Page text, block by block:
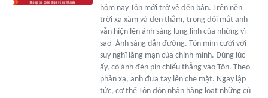
hôm nay Tôn mới trở về đến bản. Trên nền
trời xa xăm và đen thẳm, trong đôi mắt anh
vẫn hiện lên ánh sáng lung linh của những vì
sao- Ánh sáng dẫn đường. Tôn mỉm cười với
suy nghĩ lãng mạn của chính mình. Đúng lúc
ấy, có ánh đèn pin chiếu thẳng vào Tôn. Theo
phản xạ, anh đưa tay lên che mặt. Ngay lập
tức, cơ thể Tôn đón nhận hàng loạt những cú